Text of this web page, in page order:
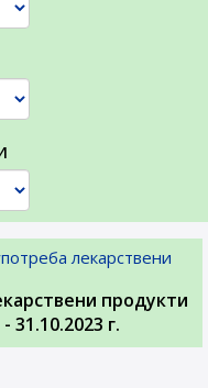
лекарствени
продукти
31.10.2023 г.